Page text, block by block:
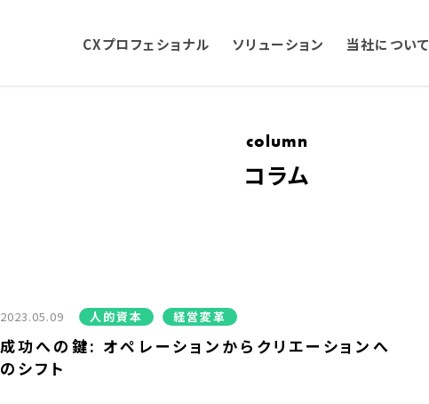
CXプロフェショナル ソリューション 当社について
column
コラム
2023.05.09 人的資本 経営変革
成功への鍵: オペレーションからクリエーションへ
のシフト